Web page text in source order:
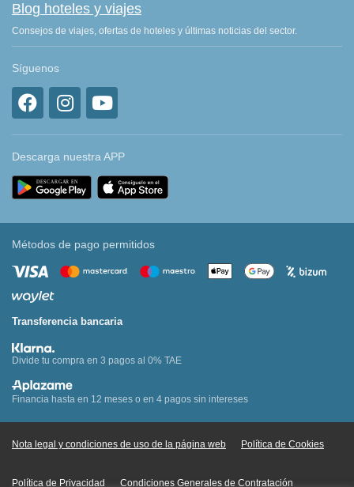
Blog hoteles y viajes
Consejos de viajes, ofertas de hoteles y últimas noticias del sector.
Síguenos
Descarga nuestra APP
Métodos de pago permitidos
Transferencia bancaria
Divide tu compra en 3 pagos al 0% TAE
Financia hasta en 12 meses o en 4 pagos sin intereses
Nota legal y condiciones de uso de la página web Política de Cookies
Política de Privacidad Condiciones Generales de Contratación